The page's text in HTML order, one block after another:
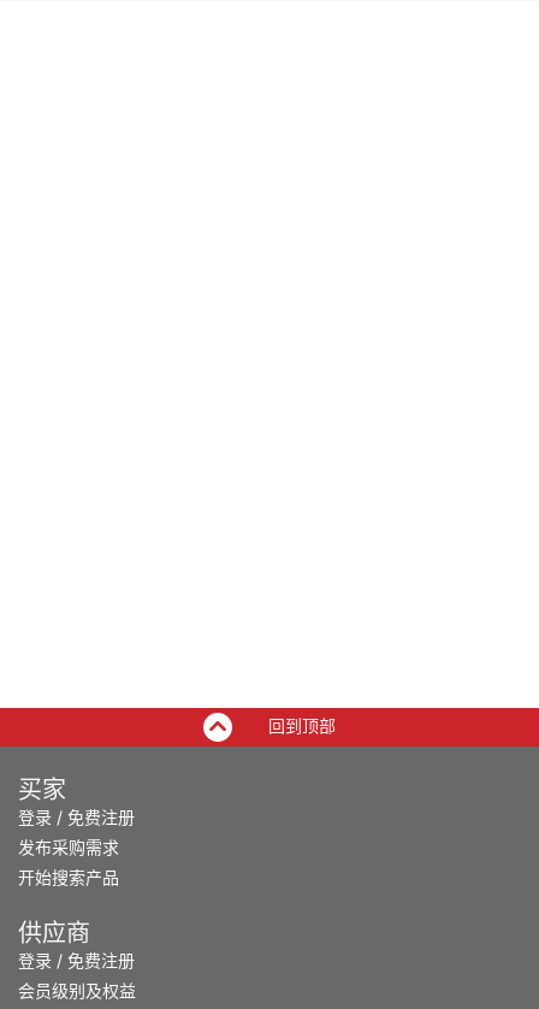
回到顶部
买家
登录 / 免费注册
发布采购需求
开始搜索产品
供应商
登录 / 免费注册
会员级别及权益